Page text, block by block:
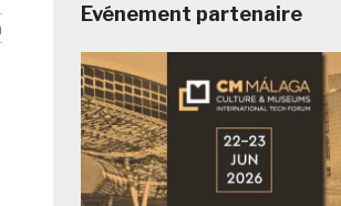
Evénement partenaire